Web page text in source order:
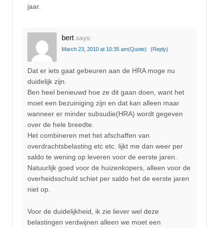
jaar.
bert says:
March 23, 2010 at 10:35 am(Quote) (Reply)
Dat er iets gaat gebeuren aan de HRA moge nu
duidelijk zijn.
Ben heel benieuwd hoe ze dit gaan doen, want het
moet een bezuiniging zijn en dat kan alleen maar
wanneer er minder subsudie(HRA) wordt gegeven
over de hele breedte.
Het combineren met het afschaffen van
overdrachtsbelasting etc etc. lijkt me dan weer per
saldo te wening op leveren voor de eerste jaren.
Natuurlijk goed voor de huizenkopers, alleen voor de
overheidsschuld schiet per saldo het de eerste jaren
niet op.
Voor de duidelijkheid, ik zie liever wel deze
belastingen verdwijnen alleen we moet een